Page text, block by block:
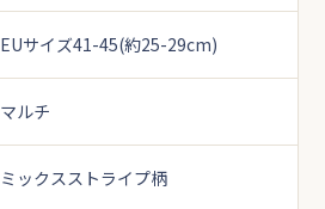
EUサイズ41-45(約25-29cm)
マルチ
ミックスストライプ柄